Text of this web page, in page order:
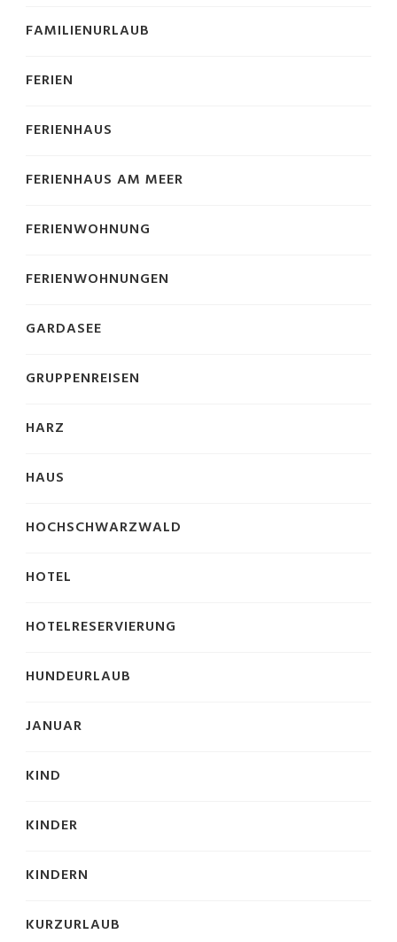
FAMILIENURLAUB
FERIEN
FERIENHAUS
FERIENHAUS AM MEER
FERIENWOHNUNG
FERIENWOHNUNGEN
GARDASEE
GRUPPENREISEN
HARZ
HAUS
HOCHSCHWARZWALD
HOTEL
HOTELRESERVIERUNG
HUNDEURLAUB
JANUAR
KIND
KINDER
KINDERN
KURZURLAUB